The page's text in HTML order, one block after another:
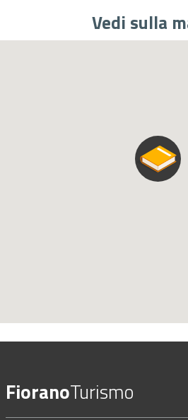
Vedi sulla
FioranoTurismo